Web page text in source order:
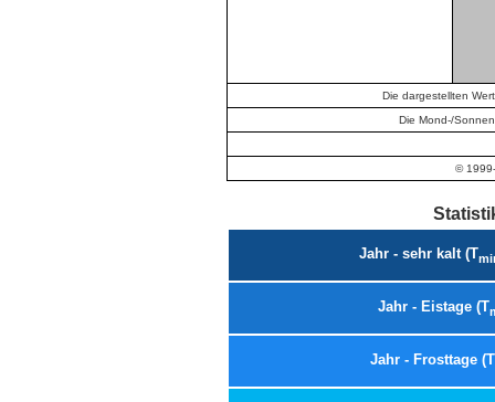
Die dargestellten
Die Mond-/
©
Jahr - sehr kalt (T
Jahr - Eistage (T
Jahr - Frosttage (T